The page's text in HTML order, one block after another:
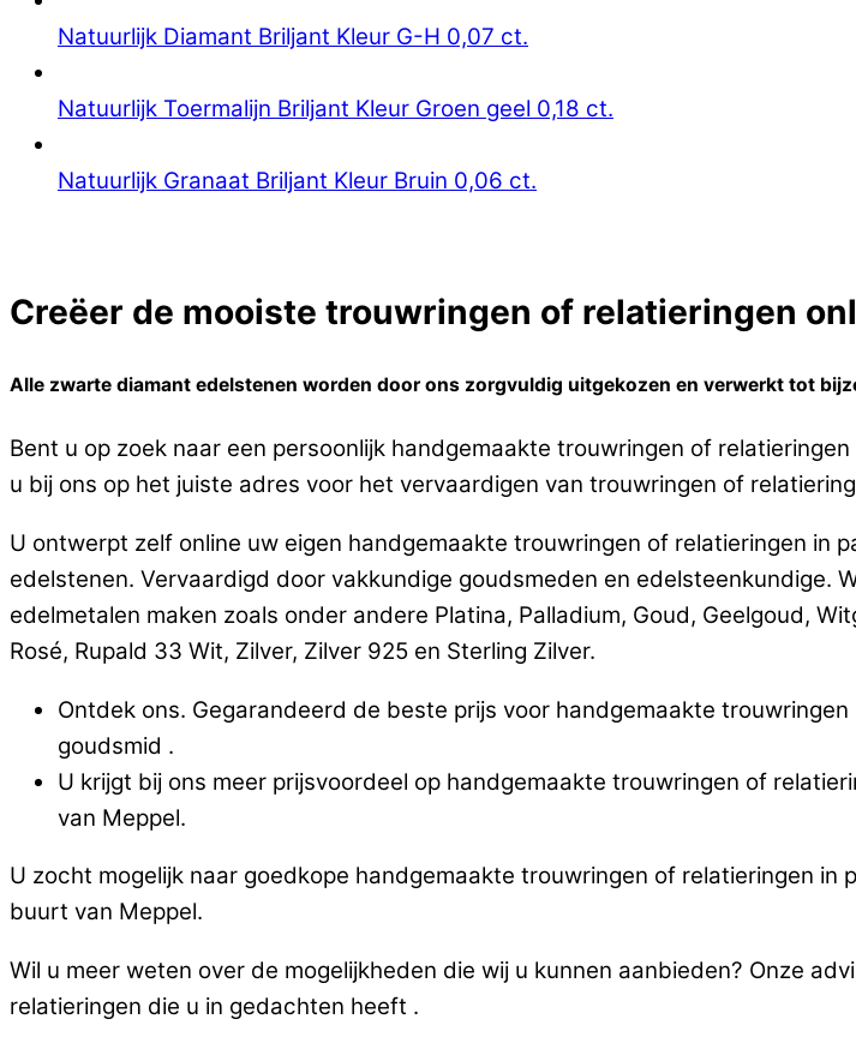
Natuurlijk Diamant Briljant Kleur G-H 0,07 ct.
Natuurlijk Toermalijn Briljant Kleur Groen geel 0,18 ct.
Natuurlijk Granaat Briljant Kleur Bruin 0,06 ct.
Creëer de mooiste trouwringen of relatieringen
Alle zwarte diamant edelstenen worden door ons zorgvuldig uitgekozen en verwerkt tot
Bent u op zoek naar een persoonlijk handgemaakte trouwringen of
u bij ons op het juiste adres voor het vervaardigen van trouwringen of
U ontwerpt zelf online uw eigen handgemaakte trouwringen of relatieringen in
edelstenen. Vervaardigd door vakkundige goudsmeden en edelsteenkundige.
edelmetalen maken zoals onder andere Platina, Palladium, Goud, Geelgoud,
Rosé, Rupald 33 Wit, Zilver, Zilver 925 en Sterling Zilver.
Ontdek ons. Gegarandeerd de beste prijs voor handgemaakte
goudsmid .
U krijgt bij ons meer prijsvoordeel op handgemaakte trouwringen of
van Meppel.
U zocht mogelijk naar goedkope handgemaakte trouwringen of relatieringen
buurt van Meppel.
Wil u meer weten over de mogelijkheden die wij u kunnen aanbieden? Onze
relatieringen die u in gedachten heeft .